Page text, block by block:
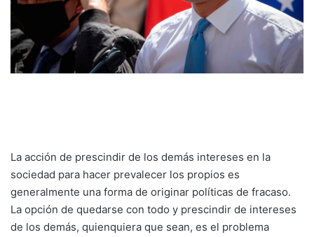
La acción de prescindir de los demás intereses en la
sociedad para hacer prevalecer los propios es
generalmente una forma de originar políticas de fracaso.
La opción de quedarse con todo y prescindir de intereses
de los demás, quienquiera que sean, es el problema